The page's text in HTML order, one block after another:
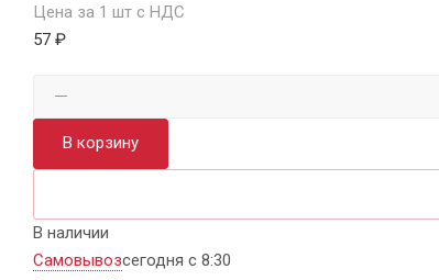
Цена за 1 шт с НДС
57 ₽
В корзину
В наличии
Самовывозсегодня с 8:30